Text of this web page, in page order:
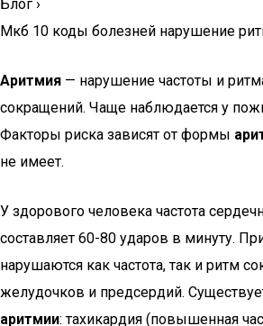
Блог ›
Мкб 10 коды болезней нарушение
Аритмия — нарушение частоты и
сокращений. Чаще наблюдается у
Факторы риска зависят от формы
не имеет.
У здорового человека частота
составляет 60-80 ударов в минуту.
нарушаются как частота, так и ритм
желудочков и предсердий.
аритмии: тахикардия (повышенная